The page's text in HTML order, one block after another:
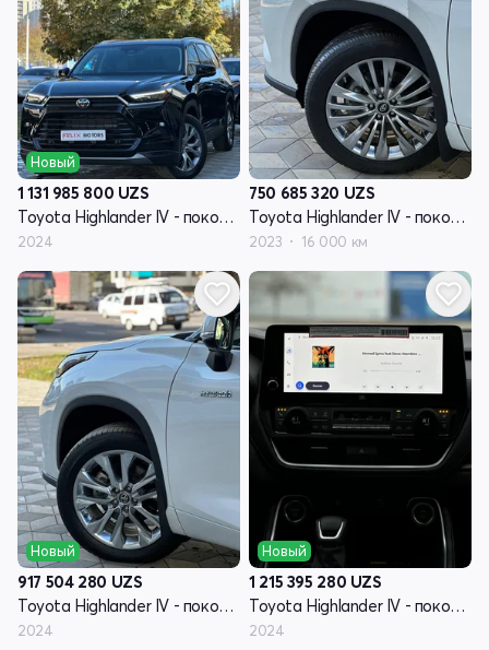
Новый
1 131 985 800 UZS
Toyota Highlander IV - поколение (U70)
2024
750 685 320 UZS
Toyota Highlander IV - поколение (U70)
2023 16 000 км
Новый
917 504 280 UZS
Toyota Highlander IV - поколение (U70)
2024
Новый
1 215 395 280 UZS
Toyota Highlander IV - поколение (U70)
2024